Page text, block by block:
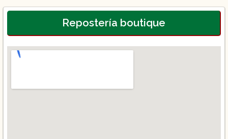
Decoración de Tartas
Chocolatería y Confitería
Repostería boutique